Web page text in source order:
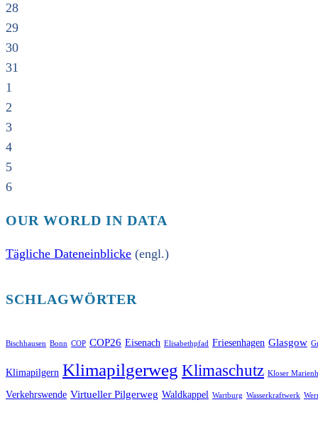
28
29
30
31
1
2
3
4
5
6
OUR WORLD IN DATA
Tägliche Dateneinblicke (engl.)
SCHLAGWÖRTER
Bischhausen Bonn COP COP26 Eisenach Elisabethpfad Friesenhagen Glasgow
Klimapilgern Klimapilgerweg Klimaschutz Kloser
Verkehrswende Virtueller Pilgerweg Waldkappel Wartburg Wasserkraftwerk